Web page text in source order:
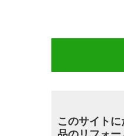
このサイト